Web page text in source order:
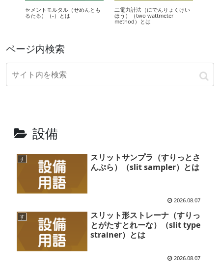
セメントモルタル（せめんとも
るたる）（-）とは
二電力計法（にでんりょくけい
ほう）（two wattmeter
method）とは
ページ内検索
設備
す
スリットサンプラ（すりっとさ
んぷら）（slit sampler）とは
2026.08.07
す
スリット形ストレーナ（すりっ
とがたすとれーな）（slit type
strainer）とは
2026.08.07